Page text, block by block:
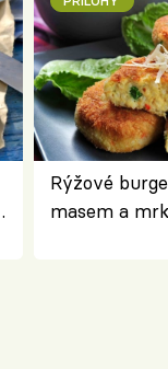
Rýžové
masem a